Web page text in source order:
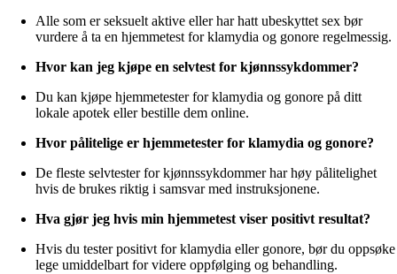
Alle som er seksuelt aktive eller har hatt ubeskyttet sex bør
vurdere å ta en hjemmetest for klamydia og gonore regelmessig.
Hvor kan jeg kjøpe en selvtest for kjønnssykdommer?
Du kan kjøpe hjemmetester for klamydia og gonore på ditt
lokale apotek eller bestille dem online.
Hvor pålitelige er hjemmetester for klamydia og gonore?
De fleste selvtester for kjønnssykdommer har høy pålitelighet
hvis de brukes riktig i samsvar med instruksjonene.
Hva gjør jeg hvis min hjemmetest viser positivt resultat?
Hvis du tester positivt for klamydia eller gonore, bør du oppsøke
lege umiddelbart for videre oppfølging og behandling.